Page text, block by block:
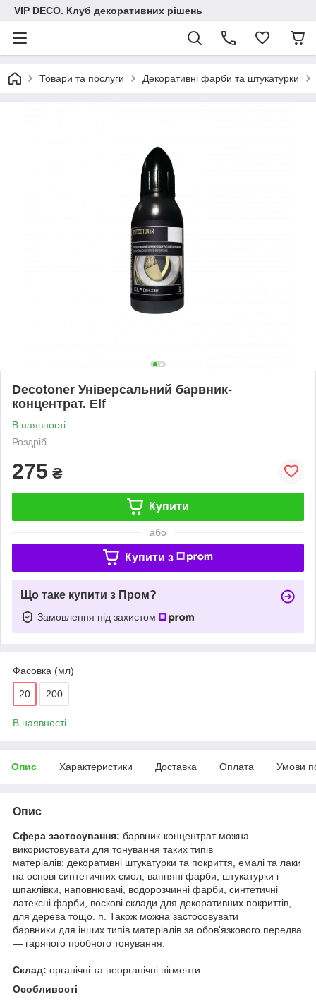
VIP DECO. Клуб декоративних рішень
Товари та послуги Декоративні фарби та штукатурки
Decotoner Універсальний барвник-
концентрат. Elf
В наявності
Роздріб
275 ₴
Купити
або
Купити з
Що таке купити з Пром?
Замовлення під захистом
Фасовка (мл)
20 200
В наявності
Опис Характеристики Доставка Оплата Умови
Опис
Сфера застосування: барвник-концентрат можна
використовувати для тонування таких типів
матеріалів: декоративні штукатурки та покриття, емалі та лаки
на основі синтетичних смол, вапняні фарби, штукатурки і
шпаклівки, наповнювачі, водорозчинні фарби, синтетичні
латексні фарби, воскові склади для декоративних покриттів,
для дерева тощо. п. Також можна застосовувати
барвники для інших типів матеріалів за обов'язкового передва
— гарячого пробного тонування.
Склад: органічні та неорганічні пігменти
Особливості